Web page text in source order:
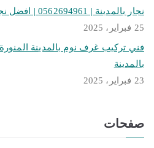
نجار بالمدينة | 0562694961 | افضل نجار فك وتركيب وصيانة
25 فبراير، 2025
بالمدينة
23 فبراير، 2025
صفحات